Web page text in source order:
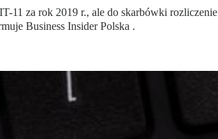
11 za rok 2019 r., ale do skarbówki
Business Insider Polska .